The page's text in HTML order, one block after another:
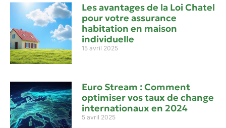
Les avantages de la Loi Chatel
pour votre assurance
habitation en maison
individuelle
15 avril 2025
Euro Stream : Comment
optimiser vos taux de change
internationaux en 2024
5 avril 2025